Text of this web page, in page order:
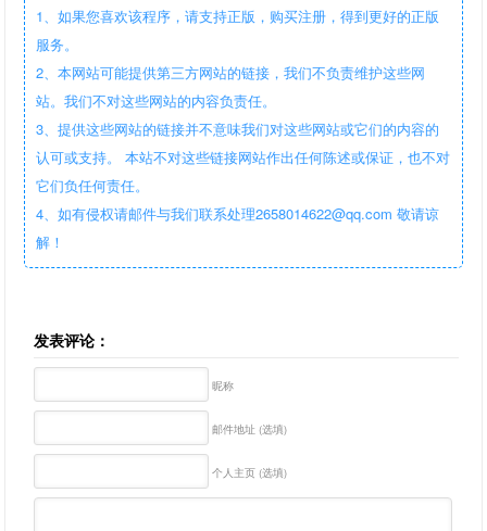
1、如果您喜欢该程序，请支持正版，购买注册，得到更好的正版
服务。
2、本网站可能提供第三方网站的链接，我们不负责维护这些网
站。我们不对这些网站的内容负责任。
3、提供这些网站的链接并不意味我们对这些网站或它们的内容的
认可或支持。 本站不对这些链接网站作出任何陈述或保证，也不对
它们负任何责任。
4、如有侵权请邮件与我们联系处理2658014622@qq.com 敬请谅
解！
发表评论：
昵称
邮件地址 (选填)
个人主页 (选填)